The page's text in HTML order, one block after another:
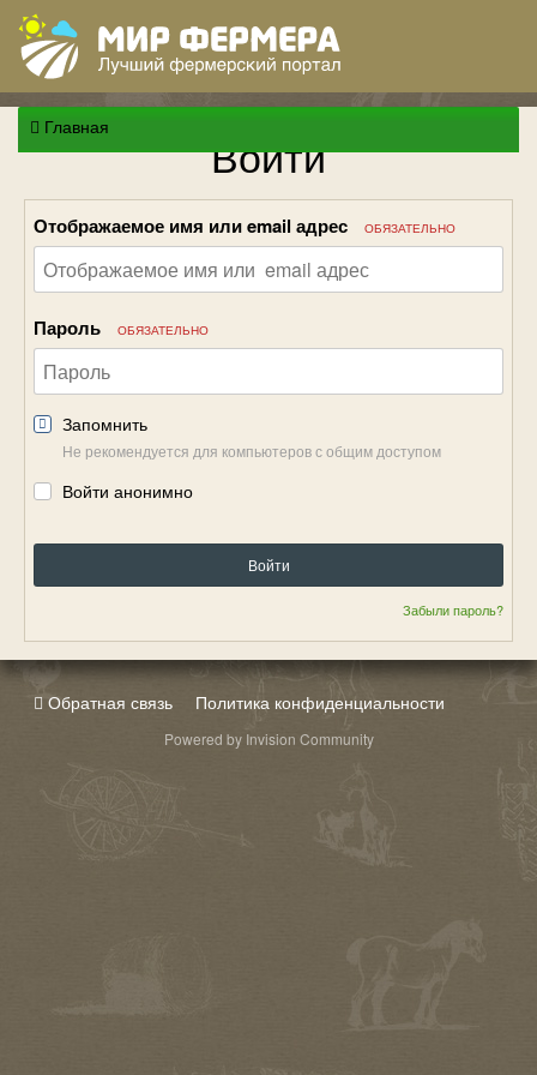
Главная Войти
Отображаемое имя или email адрес ОБЯЗАТЕЛЬНО
Пароль ОБЯЗАТЕЛЬНО
Запомнить
Не рекомендуется для компьютеров с общим доступом
Войти анонимно
Войти
Забыли пароль?
Обратная связь Политика конфиденциальности
Powered by Invision Community